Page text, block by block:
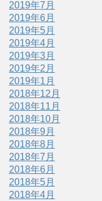
2019年7月
2019年6月
2019年5月
2019年4月
2019年3月
2019年2月
2019年1月
2018年12月
2018年11月
2018年10月
2018年9月
2018年8月
2018年7月
2018年6月
2018年5月
2018年4月